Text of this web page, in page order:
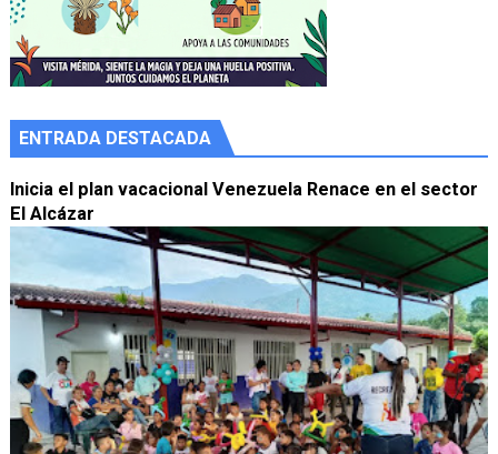
ENTRADA DESTACADA
Inicia el plan vacacional Venezuela Renace en el sector
El Alcázar